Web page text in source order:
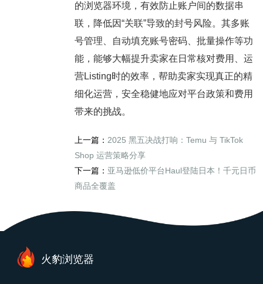
的浏览器环境，有效防止账户间的数据串
联，降低因“关联”导致的封号风险。其多账
号管理、自动填充账号密码、批量操作等功
能，能够大幅提升卖家在日常核对费用、运
营Listing时的效率，帮助卖家实现真正的精
细化运营，安全稳健地应对平台政策和费用
带来的挑战。
上一篇： 2025 黑五决战打响：Temu 与 TikTok
Shop 运营策略分享
下一篇： 亚马逊低价平台Haul登陆日本！千元日币
商品全覆盖
火豹浏览器